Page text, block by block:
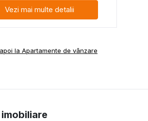
Vezi mai multe detalii
la Apartamente de vânzare
imobiliare